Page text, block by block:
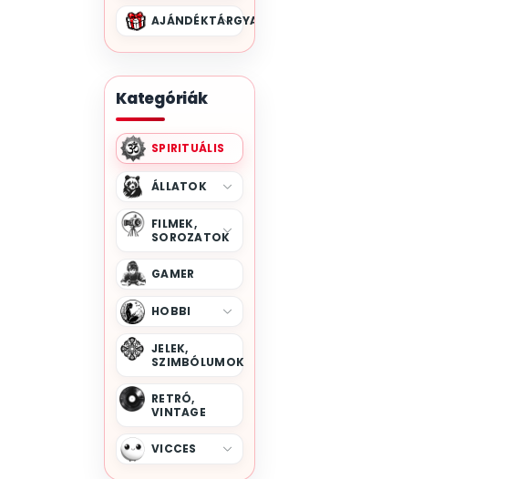
AJÁNDÉKTÁRGYAK
Kategóriák
SPIRITUÁLIS
ÁLLATOK
FILMEK,
SOROZATOK
GAMER
HOBBI
JELEK,
SZIMBÓLUMOK
RETRÓ,
VINTAGE
VICCES